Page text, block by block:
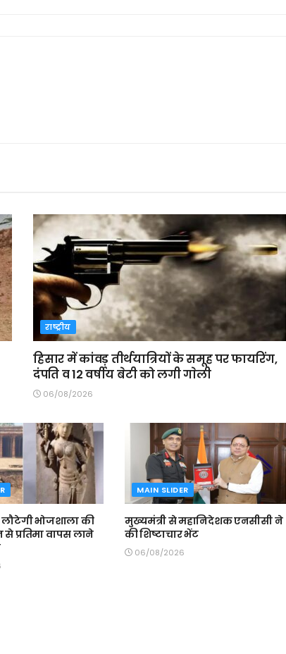
राष्ट्रीय
हिसार में कांवड़ तीर्थयात्रियों के समूह पर फायरिंग,
दंपति व 12 वर्षीय बेटी को लगी गाेली
06/08/2026
लौटेगी भोजशाला की
से प्रतिमा वापस लाने
MAIN SLIDER
मुख्यमंत्री से महानिदेशक एनसीसी ने
की शिष्टाचार भेंट
06/08/2026